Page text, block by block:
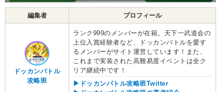
編集者 プロフィール
ドッカンバトル
攻略班
ランク999のメンバーが在籍。天下一武道会の
上位入賞経験者など、ドッカンバトルを愛す
るメンバーがサイト運営しています！また、
これまで実装された高難易度イベントは全ク
リア継続中です！
▶ドッカンバトル攻略班Twitter